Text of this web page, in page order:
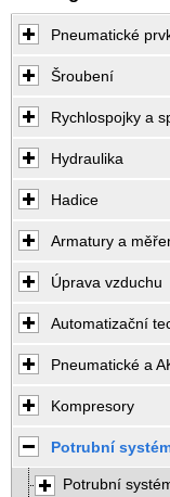
Pneumatické
Šroubení
Rychlospojky a
Hydraulika
Hadice
Armatury a
Úprava vzduchu
Automatizační
Pneumatické a
Kompresory
Potrubní
Potrubní